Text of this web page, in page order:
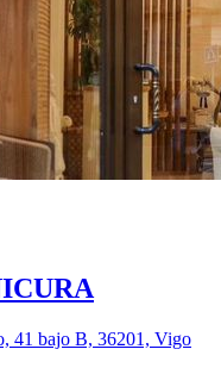
41 bajo B, 36201, Vigo